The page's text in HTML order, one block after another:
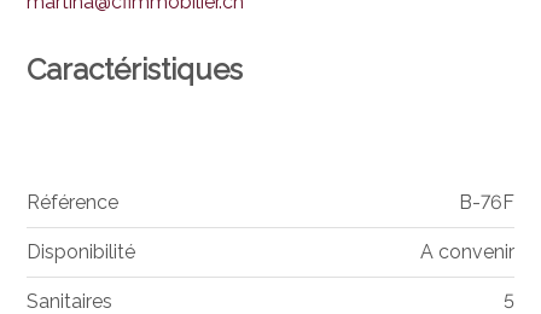
Caractéristiques
Référence B-76F
Disponibilité A convenir
Sanitaires 5